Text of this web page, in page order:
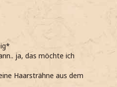
ja, das möchte ich
Haarsträhne aus dem